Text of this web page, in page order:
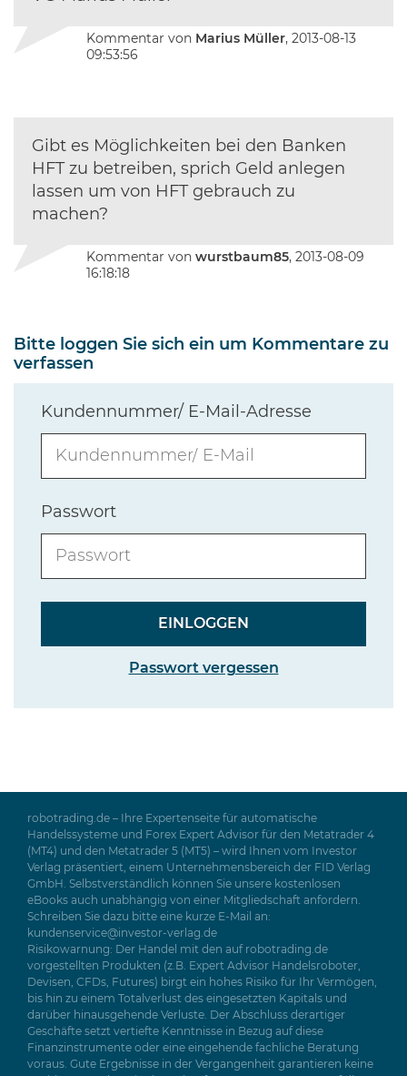
Kommentar von Marius Müller, 2013-08-13
09:53:56
Gibt es Möglichkeiten bei den Banken
HFT zu betreiben, sprich Geld anlegen
lassen um von HFT gebrauch zu
machen?
Kommentar von wurstbaum85, 2013-08-09
16:18:18
Bitte loggen Sie sich ein um Kommentare zu
verfassen
Kundennummer/ E-Mail-Adresse
Passwort
Passwort vergessen
robotrading.de – Ihre Expertenseite für automatische
Handelssysteme und Forex Expert Advisor für den Metatrader 4
(MT4) und den Metatrader 5 (MT5) – wird Ihnen vom Investor
Verlag präsentiert, einem Unternehmensbereich der FID Verlag
GmbH. Selbstverständlich können Sie unsere kostenlosen
eBooks auch unabhängig von einer Mitgliedschaft anfordern.
Schreiben Sie dazu bitte eine kurze E-Mail an:
kundenservice@investor-verlag.de
Risikowarnung: Der Handel mit den auf robotrading.de
vorgestellten Produkten (z.B. Expert Advisor Handelsroboter,
Devisen, CFDs, Futures) birgt ein hohes Risiko für Ihr Vermögen,
bis hin zu einem Totalverlust des eingesetzten Kapitals und
darüber hinausgehende Verluste. Der Abschluss derartiger
Geschäfte setzt vertiefte Kenntnisse in Bezug auf diese
Finanzinstrumente oder eine eingehende fachliche Beratung
voraus. Gute Ergebnisse in der Vergangenheit garantieren keine